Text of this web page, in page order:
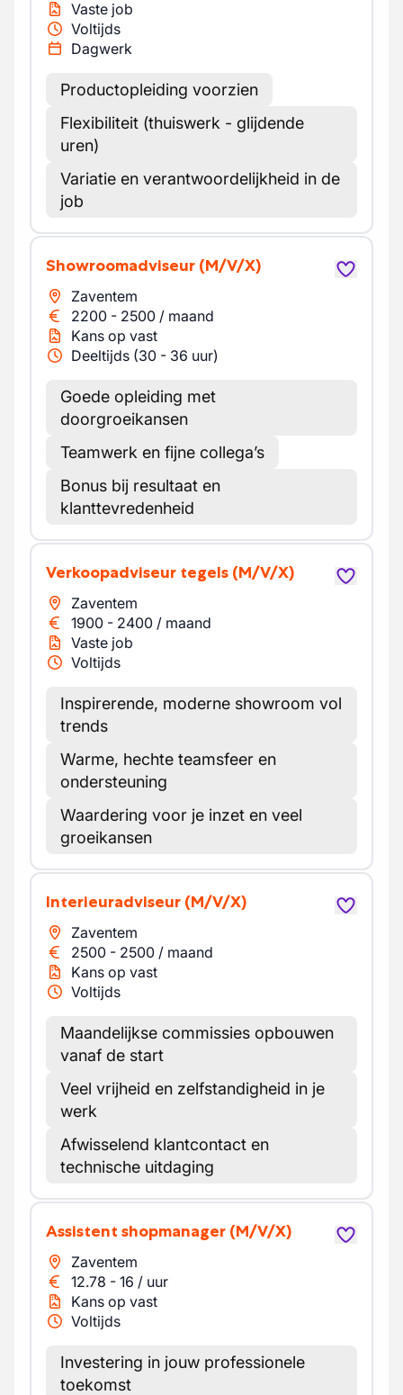
Vaste job
Voltijds
Dagwerk
Productopleiding voorzien
Flexibiliteit (thuiswerk - glijdende
uren)
Variatie en verantwoordelijkheid in de
job
Showroomadviseur (M/V/X)
Zaventem
2200 - 2500 / maand
Kans op vast
Deeltijds (30 - 36 uur)
Goede opleiding met
doorgroeikansen
Teamwerk en fijne collega’s
Bonus bij resultaat en
klanttevredenheid
Verkoopadviseur tegels (M/V/X)
Zaventem
1900 - 2400 / maand
Vaste job
Voltijds
Inspirerende, moderne showroom vol
trends
Warme, hechte teamsfeer en
ondersteuning
Waardering voor je inzet en veel
groeikansen
Interieuradviseur (M/V/X)
Zaventem
2500 - 2500 / maand
Kans op vast
Voltijds
Maandelijkse commissies opbouwen
vanaf de start
Veel vrijheid en zelfstandigheid in je
werk
Afwisselend klantcontact en
technische uitdaging
Assistent shopmanager (M/V/X)
Zaventem
12.78 - 16 / uur
Kans op vast
Voltijds
Investering in jouw professionele
toekomst